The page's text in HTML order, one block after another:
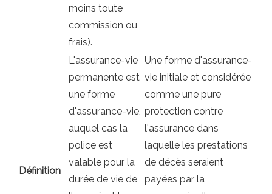
moins toute
commission ou
frais).
Définition
L'assurance-vie
permanente est
une forme
d'assurance-vie,
auquel cas la
police est
valable pour la
durée de vie de
Une forme d'assurance-
vie initiale et considérée
comme une pure
protection contre
l'assurance dans
laquelle les prestations
de décès seraient
payées par la